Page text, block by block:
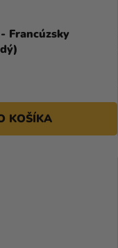
Francúzsky
KOŠÍKA